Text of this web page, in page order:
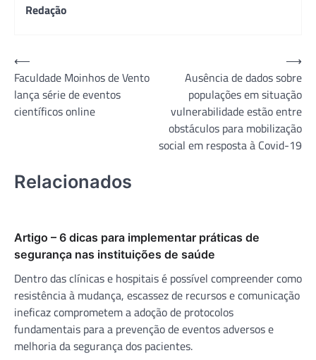
Redação
Navegação
de
Post
⟵
Faculdade Moinhos de Vento
lança série de eventos
científicos online
Ausência de dados sobre
populações em situação
vulnerabilidade estão entre
obstáculos para mobilização
social em resposta à Covid-19
⟶
Relacionados
Artigo – 6 dicas para implementar práticas de
segurança nas instituições de saúde
Dentro das clínicas e hospitais é possível compreender como
resistência à mudança, escassez de recursos e comunicação
ineficaz comprometem a adoção de protocolos
fundamentais para a prevenção de eventos adversos e
melhoria da segurança dos pacientes.